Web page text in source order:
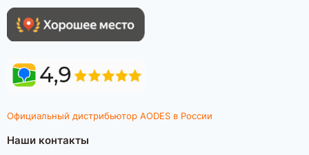
Официальный дистрибьютор AODES в России
Наши контакты